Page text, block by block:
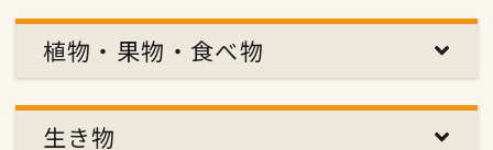
植物・果物・食べ物
生き物